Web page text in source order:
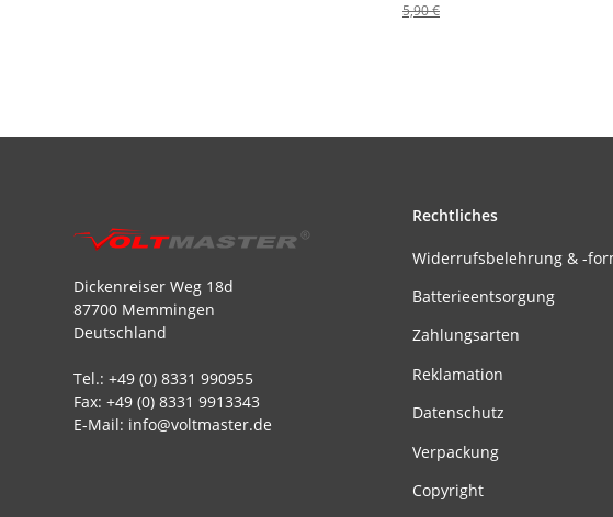
5,90 €
Dickenreiser Weg 18d
87700 Memmingen
Deutschland
Tel.: +49 (0) 8331 990955
Fax: +49 (0) 8331 9913343
E-Mail: info@voltmaster.de
Rechtliches
Widerrufsbelehrung & -
Batterieentsorgung
Zahlungsarten
Reklamation
Datenschutz
Verpackung
Copyright